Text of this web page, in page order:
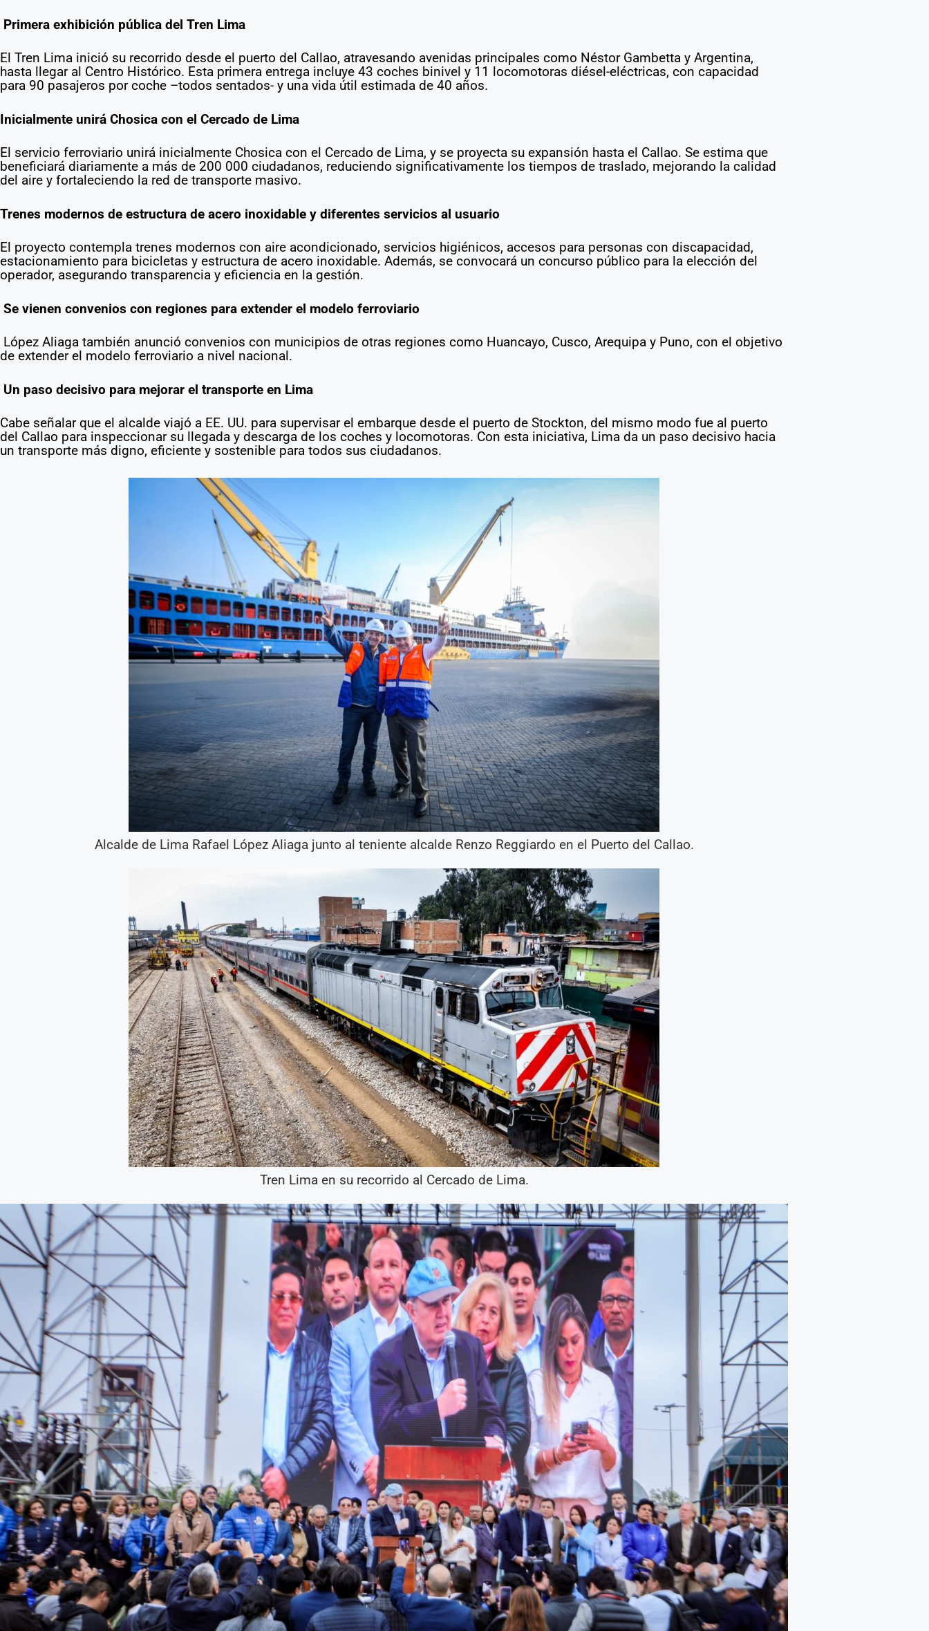
Primera exhibición pública del Tren Lima
El Tren Lima inició su recorrido desde el puerto del Callao, atravesando avenidas principales como Néstor Gambetta y Argentina,
hasta llegar al Centro Histórico. Esta primera entrega incluye 43 coches binivel y 11 locomotoras diésel-eléctricas, con capacidad
para 90 pasajeros por coche –todos sentados- y una vida útil estimada de 40 años.
Inicialmente unirá Chosica con el Cercado de Lima
El servicio ferroviario unirá inicialmente Chosica con el Cercado de Lima, y se proyecta su expansión hasta el Callao. Se estima que
beneficiará diariamente a más de 200 000 ciudadanos, reduciendo significativamente los tiempos de traslado, mejorando la calidad
del aire y fortaleciendo la red de transporte masivo.
Trenes modernos de estructura de acero inoxidable y diferentes servicios al usuario
El proyecto contempla trenes modernos con aire acondicionado, servicios higiénicos, accesos para personas con discapacidad,
estacionamiento para bicicletas y estructura de acero inoxidable. Además, se convocará un concurso público para la elección del
operador, asegurando transparencia y eficiencia en la gestión.
Se vienen convenios con regiones para extender el modelo ferroviario
López Aliaga también anunció convenios con municipios de otras regiones como Huancayo, Cusco, Arequipa y Puno, con el objetivo
de extender el modelo ferroviario a nivel nacional.
Un paso decisivo para mejorar el transporte en Lima
Cabe señalar que el alcalde viajó a EE. UU. para supervisar el embarque desde el puerto de Stockton, del mismo modo fue al puerto
del Callao para inspeccionar su llegada y descarga de los coches y locomotoras. Con esta iniciativa, Lima da un paso decisivo hacia
un transporte más digno, eficiente y sostenible para todos sus ciudadanos.
Alcalde de Lima Rafael López Aliaga junto al teniente alcalde Renzo Reggiardo en el Puerto del Callao.
Tren Lima en su recorrido al Cercado de Lima.